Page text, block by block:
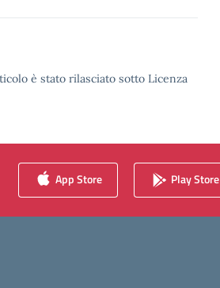
è stato rilasciato sotto Licenza
App Store Play Store